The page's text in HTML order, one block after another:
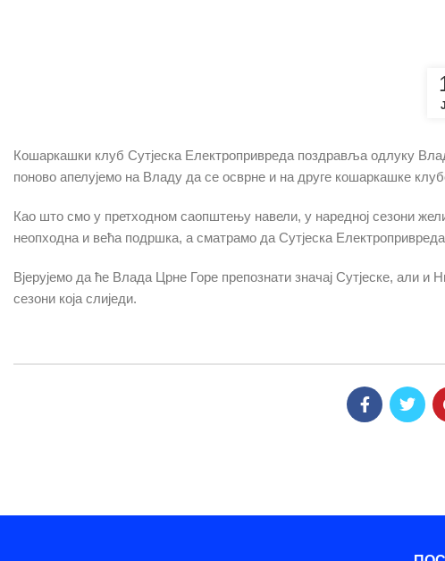
Кошаркашки клуб Сутјеска Електропривреда поздравља одлуку
поново апелујемо на Владу да се осврне и на друге кошаркашке
Као што смо у претходном саопштењу навели, у наредној сезони
неопходна и већа подршка, а сматрамо да Сутјеска
Вјерујемо да ће Влада Црне Горе препознати значај Сутјеске, али
сезони која слиједи.